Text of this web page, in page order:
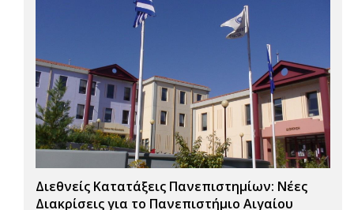
Διεθνείς Κατατάξεις Πανεπιστημίων: Νέες
Διακρίσεις για το Πανεπιστήμιο Αιγαίου